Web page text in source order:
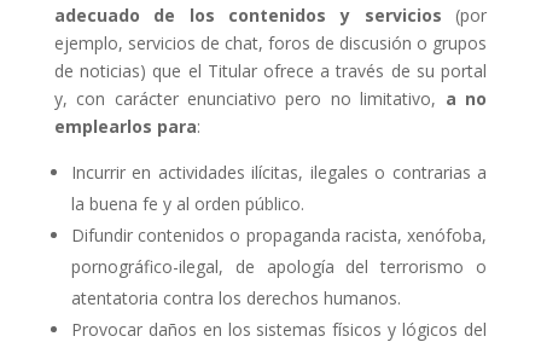
adecuado de los contenidos y servicios
(por
ejemplo, servicios de chat, foros de discusión o grupos
de noticias) que el Titular ofrece a través de su portal
y, con carácter enunciativo pero no limitativo, a no
emplearlos para:
Incurrir en actividades ilícitas, ilegales o contrarias a
la buena fe y al orden público.
Difundir contenidos o propaganda racista, xenófoba,
pornográfico-ilegal, de apología del terrorismo o
atentatoria contra los derechos humanos.
Provocar daños en los sistemas físicos y lógicos del